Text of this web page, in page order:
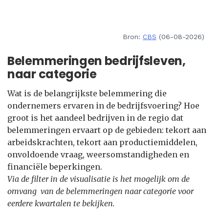
Bron: CBS (06-08-2026)
Belemmeringen bedrijfsleven,
naar categorie
Wat is de belangrijkste belemmering die
ondernemers ervaren in de bedrijfsvoering? Hoe
groot is het aandeel bedrijven in de regio dat
belemmeringen ervaart op de gebieden: tekort aan
arbeidskrachten, tekort aan productiemiddelen,
onvoldoende vraag, weersomstandigheden en
financiële beperkingen.
Via de filter in de visualisatie is het mogelijk om de
omvang van de belemmeringen naar categorie voor
eerdere kwartalen te bekijken.